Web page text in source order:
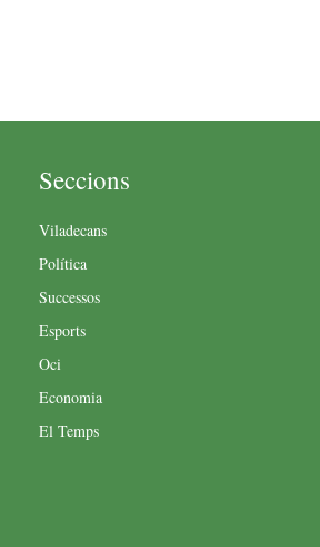
Seccions
Viladecans
Política
Successos
Esports
Oci
Economia
El Temps